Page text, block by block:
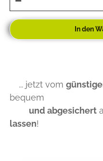
In den
... jetzt vom
bequem
und abgesichert
lassen!